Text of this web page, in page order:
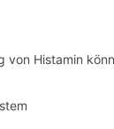
Histamin